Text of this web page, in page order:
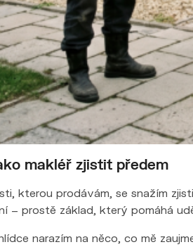
makléř zjistit předem
kterou prodávám, se snažím
– prostě základ, který pomáhá
narazím na něco, co mě